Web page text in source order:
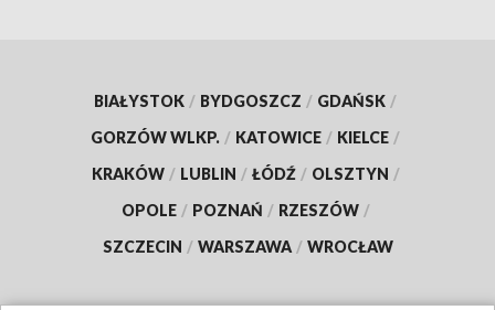
BIAŁYSTOK / BYDGOSZCZ / GDAŃSK /
GORZÓW WLKP. / KATOWICE / KIELCE /
KRAKÓW / LUBLIN / ŁÓDŹ / OLSZTYN /
OPOLE / POZNAŃ / RZESZÓW /
SZCZECIN / WARSZAWA / WROCŁAW